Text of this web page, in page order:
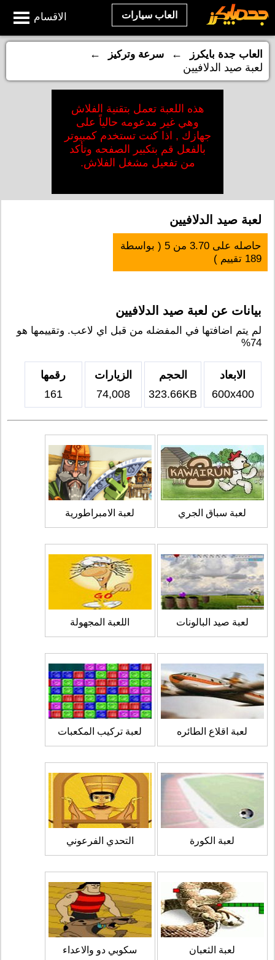
الاقسام العاب سيارات
العاب جدة بايكرز ← سرعة وتركيز
←
لعبة صيد الدلافيين
هذه اللعبة تعمل بتقنية الفلاش
وهي غير مدعومه حالياً على
جهازك , اذا كنت تستخدم كمبيوتر
بالفعل قم بتكبير الصفحه وتأكد
من تفعيل مشغل الفلاش.
لعبة صيد الدلافيين
حاصله على3.70 من5 ( بواسطة
189 تقييم )
بيانات عن لعبة صيد الدلافيين
لم يتم اضافتها في المفضله من قبل اي لاعب. وتقييمها هو
74%
الابعاد
600x400
الحجم
323.66KB
الزيارات
74,008
رقمها
161
لعبة سباق الجري لعبة الامبراطورية
لعبة صيد البالونات اللعبة المجهولة
لعبة اقلاع الطائره لعبة تركيب المكعبات
لعبة الكورة التحدي الفرعوني
لعبة الثعبان سكوبي دو والاعداء